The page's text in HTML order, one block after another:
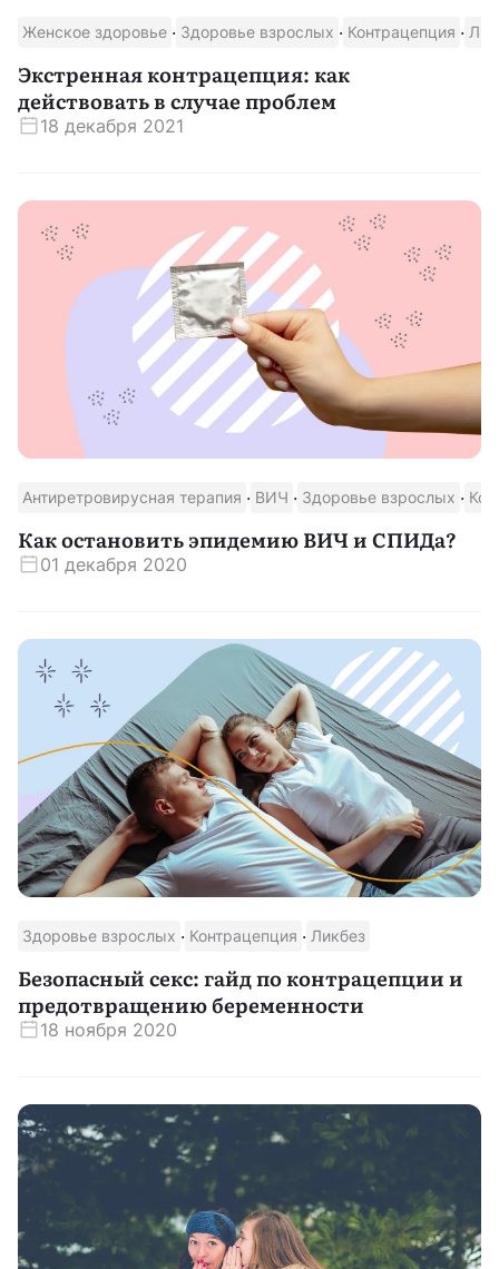
Женское здоровье · Здоровье взрослых · Контрацепция ·
Экстренная контрацепция: как
действовать в случае проблем
18 декабря 2021
Антиретровирусная терапия · ВИЧ · Здоровье взрослых ·
Как остановить эпидемию ВИЧ и СПИДа?
01 декабря 2020
Здоровье взрослых · Контрацепция · Ликбез
Безопасный секс: гайд по контрацепции и
предотвращению беременности
18 ноября 2020
Скачать приложение